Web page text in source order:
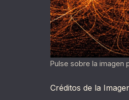
Pulse sobre la imagen
Créditos de la